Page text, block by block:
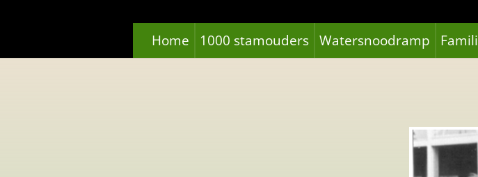
Home 1000 stamouders Watersnoodramp